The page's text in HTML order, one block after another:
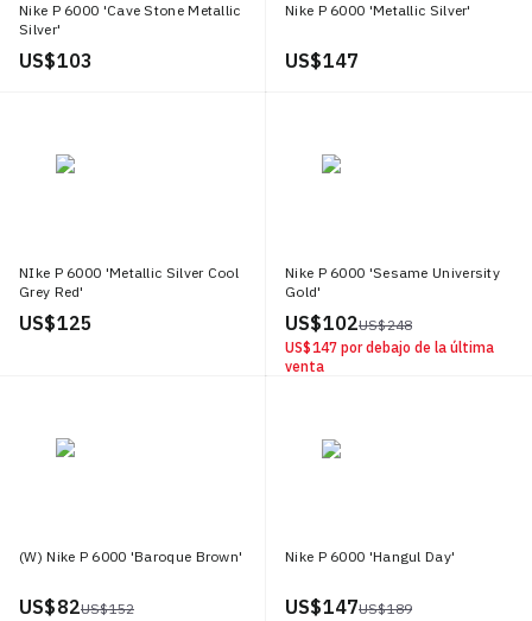
Nike P 6000 'Cave Stone Metallic
Silver'
US$ 103
Nike P 6000 'Metallic Silver'
US$ 147
NIke P 6000 'Metallic Silver Cool
Grey Red'
US$ 125
Nike P 6000 'Sesame University
Gold'
US$ 102US$ 248
US$ 147 por debajo de la última
venta
(W) Nike P 6000 'Baroque Brown'
US$ 82US$ 152
Nike P 6000 'Hangul Day'
US$ 147US$ 189